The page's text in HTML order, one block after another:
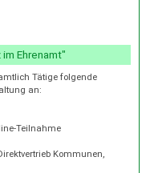
Ehrenamt"
Tätige folgende
an:
Teilnahme
Kommunen,